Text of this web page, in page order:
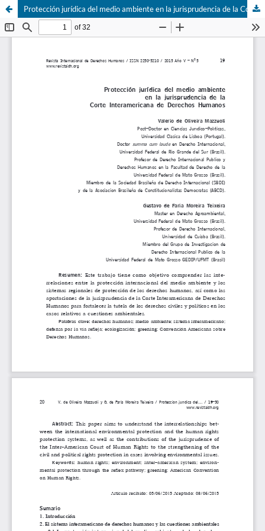
Protección jurídica del medio ambiente en la jurisprudencia de la Corte Interamericana de Derechos Humanos